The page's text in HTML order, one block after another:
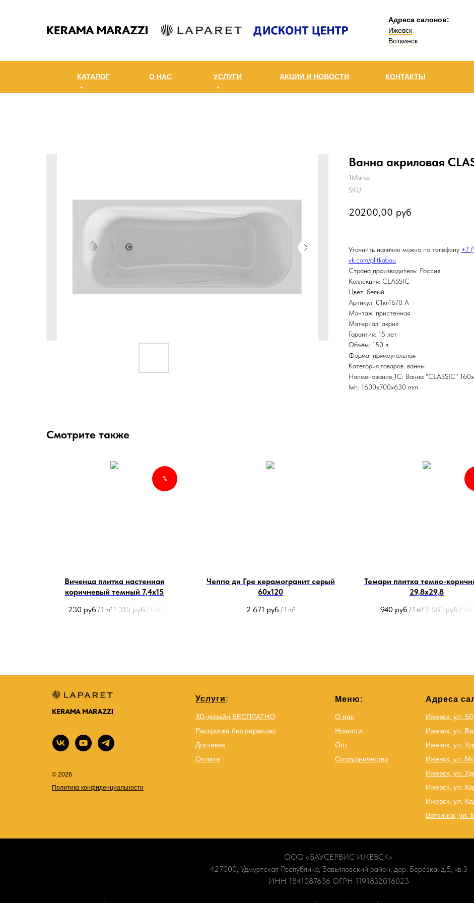
Адреса салонов:
Ижевск
Воткинск
КАТАЛОГ О НАС УСЛУГИ АКЦИИ И НОВОСТИ КОНТАКТЫ
Ванна акриловая
1Marka
SKU:
20200,00 руб
Уточнить наличие можно по телефону +7
vk.com/plitkabau
Страна_производитель: Россия
Коллекция: CLASSIC
Цвет: белый
Артикул: 01кл1670 А
Монтаж: пристенная
Материал: акрил
Гарантия: 15 лет
Объём: 150 л
Форма: прямоугольная
Категория_товаров: ванны
Наименование_1С: Ванна "CLASSIC"
lwh: 1600x700x630 mm
Смотрите также
%
Виченца плитка настенная
коричневый темный 7,4х15
230 руб / 1 m² 1 315 руб / 1 m²
Чеппо ди Гре керамогранит серый
60х120
2 671 руб / 1 m²
Темари плитка темно-
29,8х29,8
940 руб / 1 m² 2 581 руб / 1 m²
Услуги:
3D-дизайн БЕСПЛАТНО
Рассрочка без переплат
Доставка
Оплата
Меню:
О нас
Новости
Опт
Сотрудничество
Адреса
Ижевск, ул.
Ижевск, ул.
Ижевск, ул.
Ижевск, ул.
Ижевск, ул.
Ижевск, ул.
Ижевск, ул.
Воткинск, ул.
© 2026
Политика конфиденциальности
ООО «БАУСЕРВИС ИЖЕВСК»
427000, Удмуртская Республика, Завьяловский район, дер. Березка, д.5, кв.3
ИНН 1841087636 ОГРН 1191832016023